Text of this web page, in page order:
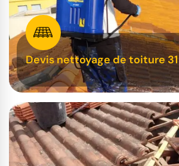
Devis nettoyage de toiture 31